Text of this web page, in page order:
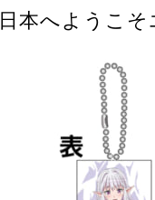
日本へようこ